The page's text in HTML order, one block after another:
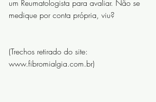
um Reumatologista para avaliar. Não se
medique por conta própria, viu?
(Trechos retirado do site:
www.fibromialgia.com.br)